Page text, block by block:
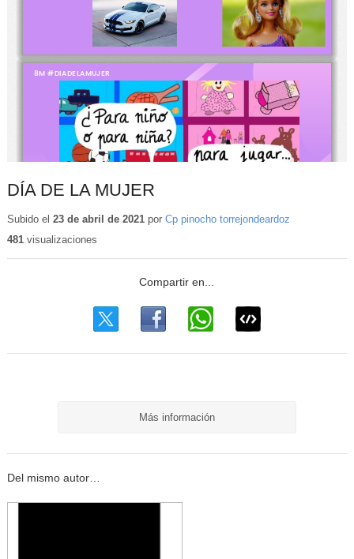
DÍA DE LA MUJER
Subido el 23 de abril de 2021por Cp pinocho torrejondeardoz
481visualizaciones
Más información
Del mismo autor…